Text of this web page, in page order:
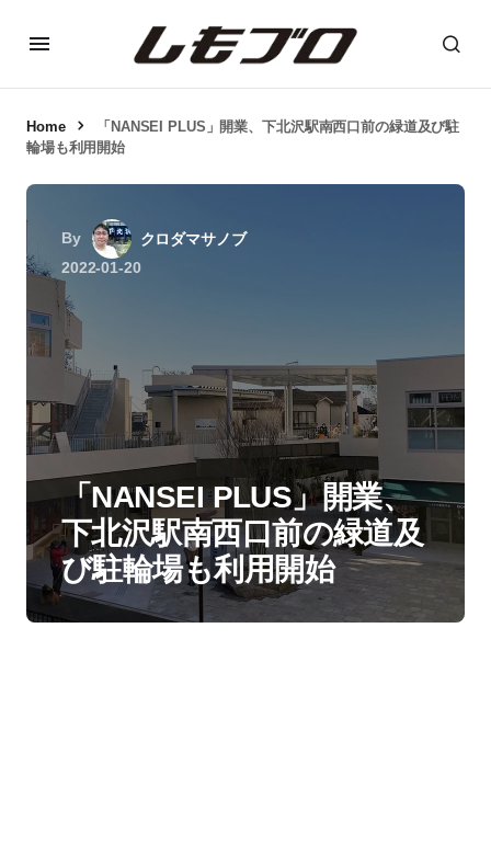
Home
「NANSEI PLUS」開業、下北沢駅南西口前の緑道及び駐
輪場も利用開始
By
クロダマサノブ
2022-01-20
「NANSEI PLUS」開業、
下北沢駅南西口前の緑道及
び駐輪場も利用開始